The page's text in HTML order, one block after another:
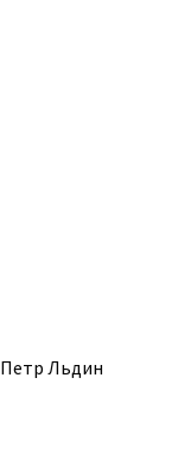
Петр Льдин